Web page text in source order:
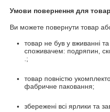
Умови повернення для
Ви можете повернути товар
товар не був у вживанні
споживачем: подряпин,
.;
товар повністю
фабричне паковання;
збережені всі ярлики та